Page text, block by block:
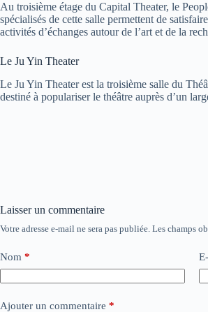
Au troisième étage du Capital Theater, le
spécialisés de cette salle permettent de
activités d’échanges autour de l’art et de la
Le Ju Yin Theater
Le Ju Yin Theater est la troisième salle du
destiné à populariser le théâtre auprès d’un
Laisser un commentaire
Votre adresse e-mail ne sera pas publiée. Les champs
Nom *
Ajouter un commentaire *